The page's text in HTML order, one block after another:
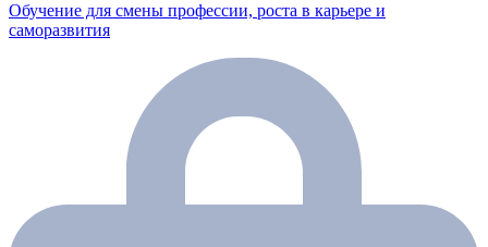
Обучение для смены профессии, роста в карьере и
саморазвития